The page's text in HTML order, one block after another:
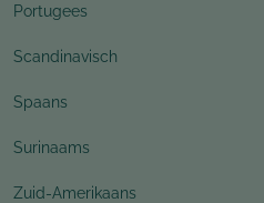
Portugees
Scandinavisch
Spaans
Surinaams
Zuid-Amerikaans